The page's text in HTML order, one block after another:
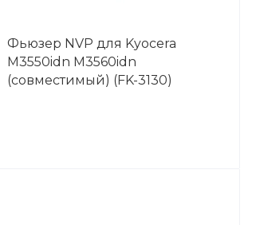
Фьюзер NVP для Kyocera
M3550idn M3560idn
(совместимый) (FK-3130)